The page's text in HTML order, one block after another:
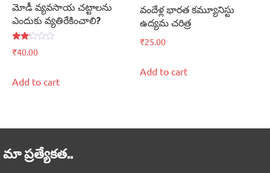
మోడీ వ్యవసాయ చట్టాలను
ఎందుకు వ్యతిరేకించాలి?
Rated
2.00
₹40.00
Add to cart
వందేళ్ల భారత కమ్యూనిస్టు
ఉద్యమ చరిత్ర
₹25.00
Add to cart
మా ప్రత్యేకత..